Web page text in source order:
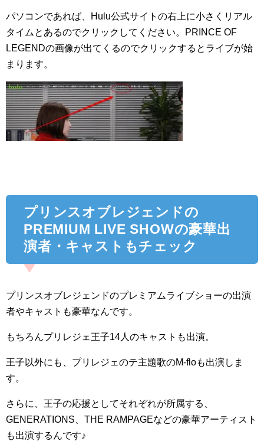
パソコンであれば、Hulu公式サイトの右上に小さくリアル
タイムとあるのでクリックしてください。PRINCE OF
LEGENDの画像が出てくるのでクリックするとライブが始
まります。
プリンスオブレジェンドの
PREMIUM LIVE SHOWの豪華出
演者・キャストもチェック
プリンスオブレジェンドのプレミアムライブショーの出演
者やキャストも豪華なんです。
もちろんプリレジェ王子14人のキャストも出演。
王子以外にも、プリレジェのテ主題歌のM-floも出演しま
す。
さらに、王子の応援としてそれぞれが所属する、
GENERATIONS、THE RAMPAGEなどの豪華アーティスト
も出演するんです♪